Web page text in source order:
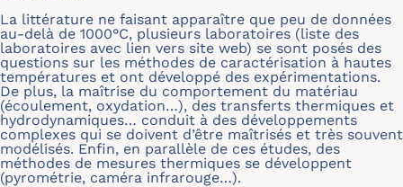
La littérature ne faisant apparaître que peu de données
au-delà de 1000°C, plusieurs laboratoires (liste des
laboratoires avec lien vers site web) se sont posés des
questions sur les méthodes de caractérisation à hautes
températures et ont développé des expérimentations.
De plus, la maîtrise du comportement du matériau
(écoulement, oxydation…), des transferts thermiques et
hydrodynamiques… conduit à des développements
complexes qui se doivent d’être maîtrisés et très souvent
modélisés. Enfin, en parallèle de ces études, des
méthodes de mesures thermiques se développent
(pyrométrie, caméra infrarouge…).